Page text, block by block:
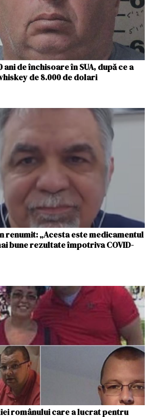
ani de închisoare în SUA, după ce a
de 8.000 de dolari
renumit: „Acesta este medicamentul
bune rezultate împotriva COVID-
românului care a lucrat pentru